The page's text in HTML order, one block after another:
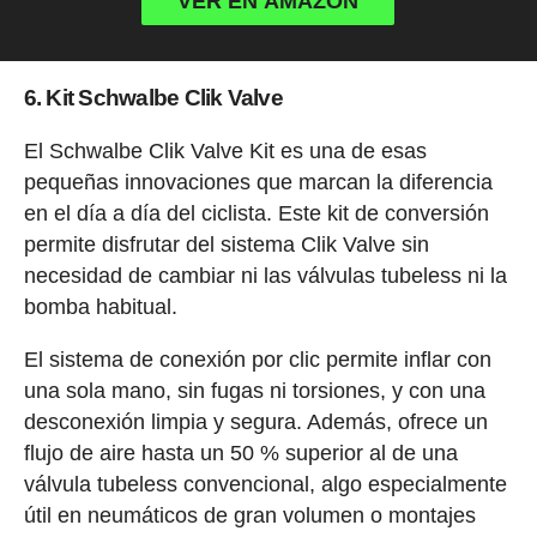
6. Kit Schwalbe Clik Valve
El Schwalbe Clik Valve Kit es una de esas
pequeñas innovaciones que marcan la diferencia
en el día a día del ciclista. Este kit de conversión
permite disfrutar del sistema Clik Valve sin
necesidad de cambiar ni las válvulas tubeless ni la
bomba habitual.
El sistema de conexión por clic permite inflar con
una sola mano, sin fugas ni torsiones, y con una
desconexión limpia y segura. Además, ofrece un
flujo de aire hasta un 50 % superior al de una
válvula tubeless convencional, algo especialmente
útil en neumáticos de gran volumen o montajes